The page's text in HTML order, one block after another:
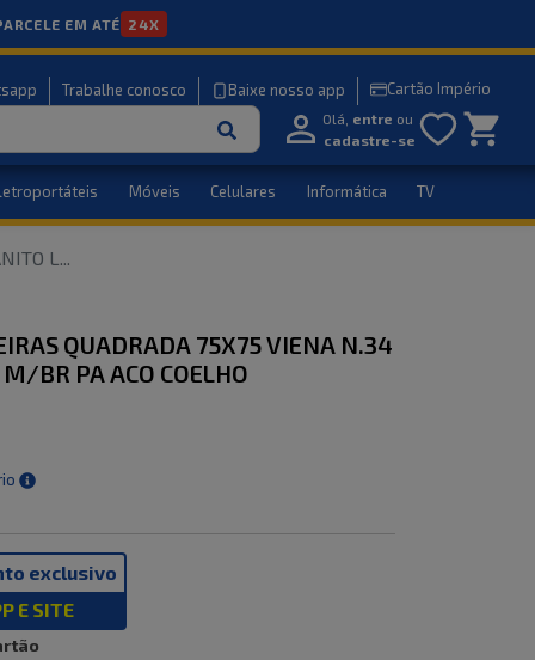
EM ATÉ 24X
Trabalhe conosco Baixe nosso app Cartão Império
Olá, entre ou
cadastre-se
Móveis Celulares Informática TV
L
QUADRADA 75X75 VIENA N.34
BR PA ACO COELHO
exclusivo
E SITE